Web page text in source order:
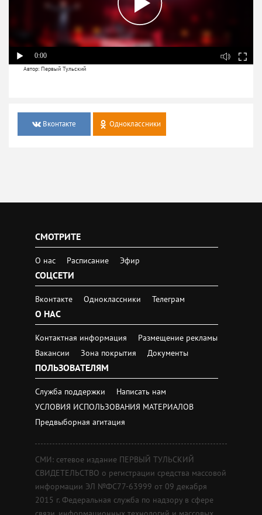
0:00
Автор: Первый Тульский
Вконтакте Одноклассники
СМОТРИТЕ
О нас Расписание Эфир
СОЦСЕТИ
Вконтакте Одноклассники Телеграм
О НАС
Контактная информация
Размещение рекламы
Вакансии
Зона покрытия Документы
ПОЛЬЗОВАТЕЛЯМ
Служба поддержки
Написать нам
УСЛОВИЯ ИСПОЛЬЗОВАНИЯ МАТЕРИАЛОВ
Предвыборная агитация
СМИ: сетевое издание ПЕРВЫЙ ТУЛЬСКИЙ
СВИДЕТЕЛЬСТВО о регистрации средства массовой
информации ЭЛ №ФС77-63999 от 09 декабря
2015 г. Федеральная служба по надзору в сфере